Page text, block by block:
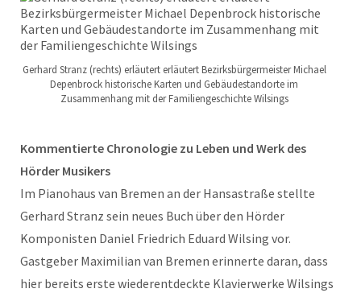
Gerhard Stranz (rechts) erläutert erläutert Bezirksbürgermeister Michael
Depenbrock historische Karten und Gebäudestandorte im
Zusammenhang mit der Familiengeschichte Wilsings
Kommentierte Chronologie zu Leben und Werk des
Hörder Musikers
Im Pianohaus van Bremen an der Hansastraße stellte
Gerhard Stranz sein neues Buch über den Hörder
Komponisten Daniel Friedrich Eduard Wilsing vor.
Gastgeber Maximilian van Bremen erinnerte daran, dass
hier bereits erste wiederentdeckte Klavierwerke Wilsings